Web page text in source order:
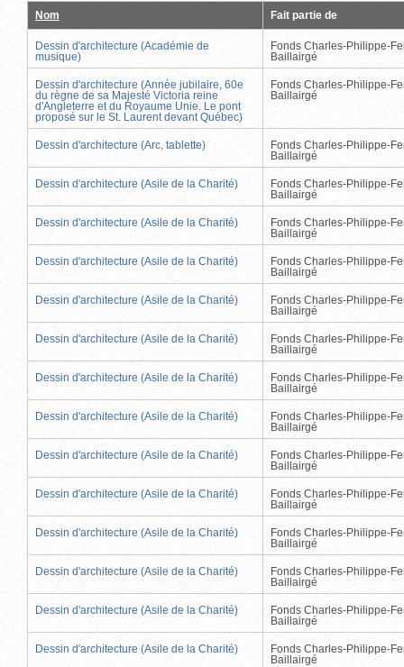
Nom Fait partie de
Dessin d'architecture (Académie de
musique)
Fonds Charles-Philippe-
Baillairgé
Dessin d'architecture (Année jubilaire, 60e
du règne de sa Majesté Victoria reine
d'Angleterre et du Royaume Unie. Le pont
proposé sur le St. Laurent devant Québec)
Fonds Charles-Philippe-
Baillairgé
Dessin d'architecture (Arc, tablette)
Fonds Charles-Philippe-
Baillairgé
Dessin d'architecture (Asile de la Charité)
Fonds Charles-Philippe-
Baillairgé
Dessin d'architecture (Asile de la Charité)
Fonds Charles-Philippe-
Baillairgé
Dessin d'architecture (Asile de la Charité)
Fonds Charles-Philippe-
Baillairgé
Dessin d'architecture (Asile de la Charité)
Fonds Charles-Philippe-
Baillairgé
Dessin d'architecture (Asile de la Charité)
Fonds Charles-Philippe-
Baillairgé
Dessin d'architecture (Asile de la Charité)
Fonds Charles-Philippe-
Baillairgé
Dessin d'architecture (Asile de la Charité)
Fonds Charles-Philippe-
Baillairgé
Dessin d'architecture (Asile de la Charité)
Fonds Charles-Philippe-
Baillairgé
Dessin d'architecture (Asile de la Charité)
Fonds Charles-Philippe-
Baillairgé
Dessin d'architecture (Asile de la Charité)
Fonds Charles-Philippe-
Baillairgé
Dessin d'architecture (Asile de la Charité)
Fonds Charles-Philippe-
Baillairgé
Dessin d'architecture (Asile de la Charité)
Fonds Charles-Philippe-
Baillairgé
Dessin d'architecture (Asile de la Charité)
Fonds Charles-Philippe-
Baillairgé